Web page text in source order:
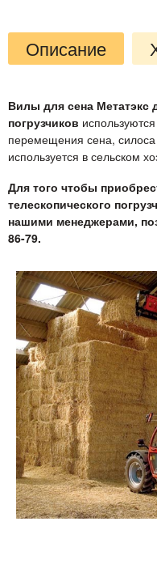
Описание
Вилы для сена Метатэкс
погрузчиков
перемещения сена,
используется в сельском
Для того чтобы
телескопического
нашими менеджерами,
86-79.